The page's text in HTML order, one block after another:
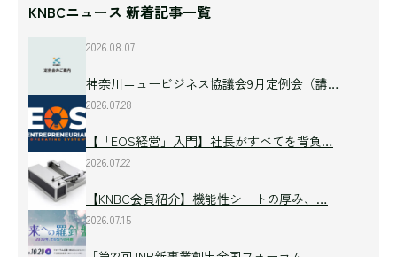
KNBCニュース 新着記事一覧
2026.08.07
神奈川ニュービジネス協議会9月定例会（講…
2026.07.28
【「EOS経営」入門】社長がすべてを背負…
2026.07.22
【KNBC会員紹介】機能性シートの厚み、…
2026.07.15